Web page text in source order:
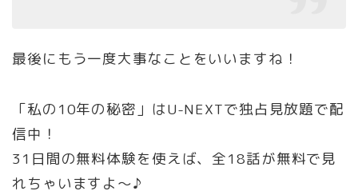
最後にもう一度大事なことをいいますね！
「私の10年の秘密」はU-NEXTで独占見放題で配
信中！
31日間の無料体験を使えば、全18話が無料で見
れちゃいますよ～♪